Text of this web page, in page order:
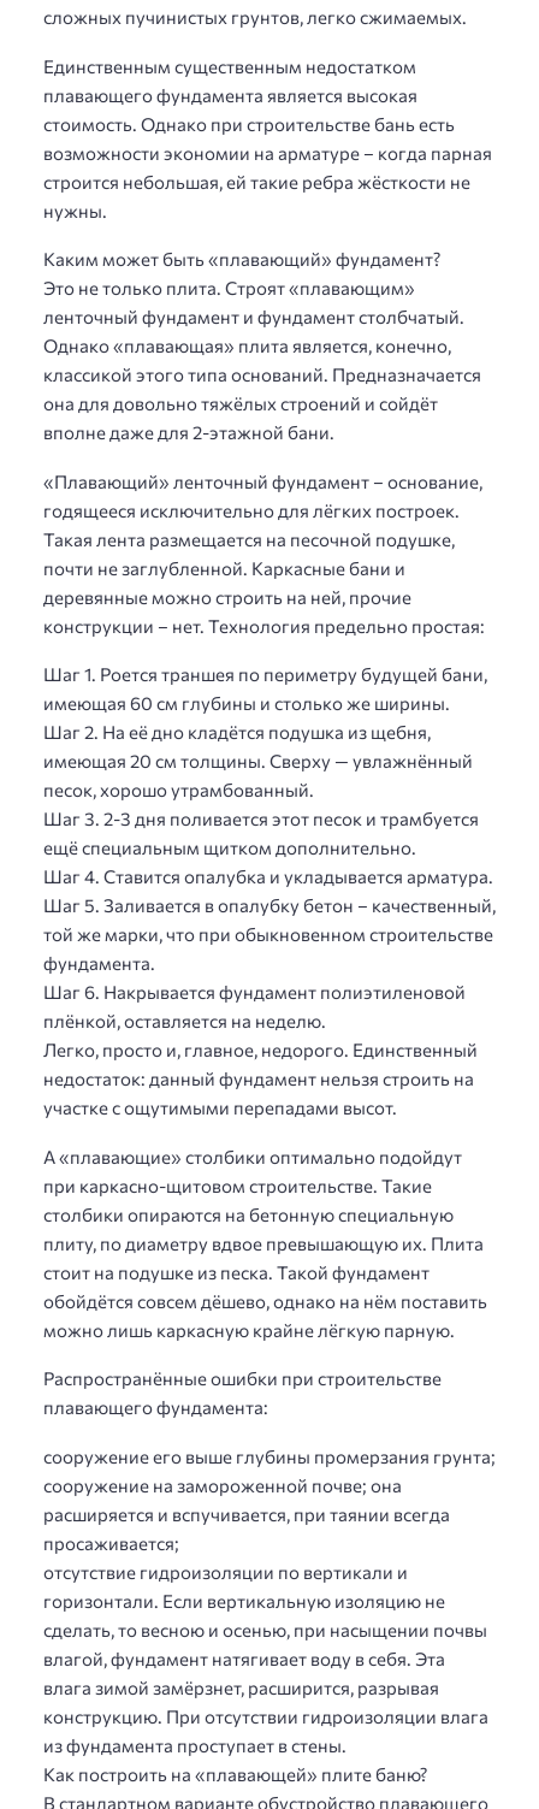
сложных пучинистых грунтов, легко сжимаемых.
Единственным существенным недостатком
плавающего фундамента является высокая
стоимость. Однако при строительстве бань есть
возможности экономии на арматуре – когда парная
строится небольшая, ей такие ребра жёсткости не
нужны.
Каким может быть «плавающий» фундамент?
Это не только плита. Строят «плавающим»
ленточный фундамент и фундамент столбчатый.
Однако «плавающая» плита является, конечно,
классикой этого типа оснований. Предназначается
она для довольно тяжёлых строений и сойдёт
вполне даже для 2-этажной бани.
«Плавающий» ленточный фундамент – основание,
годящееся исключительно для лёгких построек.
Такая лента размещается на песочной подушке,
почти не заглубленной. Каркасные бани и
деревянные можно строить на ней, прочие
конструкции – нет. Технология предельно простая:
Шаг 1. Роется траншея по периметру будущей бани,
имеющая 60 см глубины и столько же ширины.
Шаг 2. На её дно кладётся подушка из щебня,
имеющая 20 см толщины. Сверху — увлажнённый
песок, хорошо утрамбованный.
Шаг 3. 2-3 дня поливается этот песок и трамбуется
ещё специальным щитком дополнительно.
Шаг 4. Ставится опалубка и укладывается арматура.
Шаг 5. Заливается в опалубку бетон – качественный,
той же марки, что при обыкновенном строительстве
фундамента.
Шаг 6. Накрывается фундамент полиэтиленовой
плёнкой, оставляется на неделю.
Легко, просто и, главное, недорого. Единственный
недостаток: данный фундамент нельзя строить на
участке с ощутимыми перепадами высот.
А «плавающие» столбики оптимально подойдут
при каркасно-щитовом строительстве. Такие
столбики опираются на бетонную специальную
плиту, по диаметру вдвое превышающую их. Плита
стоит на подушке из песка. Такой фундамент
обойдётся совсем дёшево, однако на нём поставить
можно лишь каркасную крайне лёгкую парную.
Распространённые ошибки при строительстве
плавающего фундамента:
сооружение его выше глубины промерзания грунта;
сооружение на замороженной почве; она
расширяется и вспучивается, при таянии всегда
просаживается;
отсутствие гидроизоляции по вертикали и
горизонтали. Если вертикальную изоляцию не
сделать, то весною и осенью, при насыщении почвы
влагой, фундамент натягивает воду в себя. Эта
влага зимой замёрзнет, расширится, разрывая
конструкцию. При отсутствии гидроизоляции влага
из фундамента проступает в стены.
Как построить на «плавающей» плите баню?
В стандартном варианте обустройство плавающего